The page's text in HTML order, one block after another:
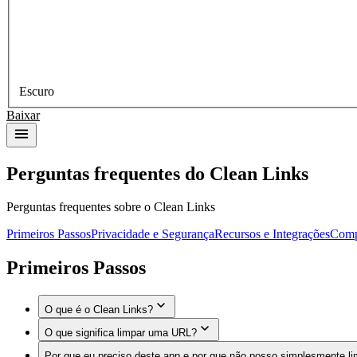
Escuro
Baixar
Perguntas frequentes do Clean Links
Perguntas frequentes sobre o Clean Links
Primeiros PassosPrivacidade e SegurançaRecursos e Integrações
Primeiros Passos
O que é o Clean Links?
O Clean Links é um utilitário gratuito para iPhone, iPad e Mac
apenas o que deseja, sem rastreadores ou redirecionamentos
O que significa limpar uma URL?